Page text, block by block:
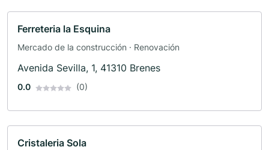
Ferreteria la Esquina
Mercado de la construcción · Renovación
Avenida Sevilla, 1, 41310 Brenes
0.0 (0)
Cristaleria Sola